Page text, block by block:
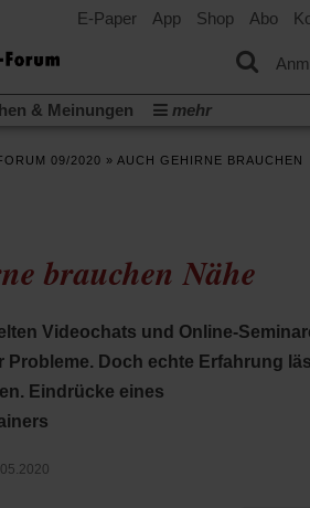
E-Paper App Shop Abo
& Meinungen
mehr
e.V.
Die Erderwärmung
einem
neuen
Tab)
Intelligenz(Öffnet
einem
Was gibt
neu denken Krieg in der Ukraine
Video-Podcast »Veranstaltungen«
09/2020 » AUCH GEHIRNE BRAUCHEN
brauchen Nähe
Videochats und Online-
Probleme. Doch echte Erfahrung
Eindrücke eines